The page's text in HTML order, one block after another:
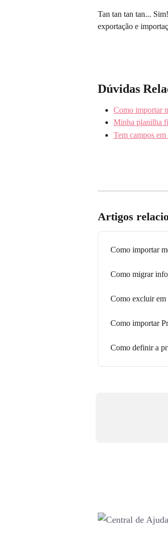
Tan tan tan tan...
exportação e
Dúvidas
Como importar
Minha planilha
Tem campos
Artigos
Como importar
Como migrar
Como excluir em
Como importar
Como definir a